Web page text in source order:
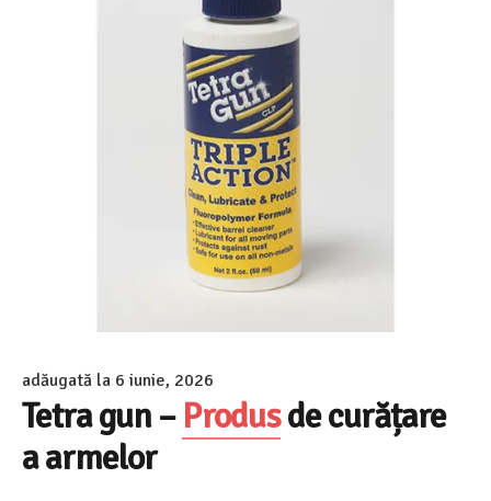
adăugată la 6 iunie, 2026
Tetra gun – Produsde curățare
a armelor